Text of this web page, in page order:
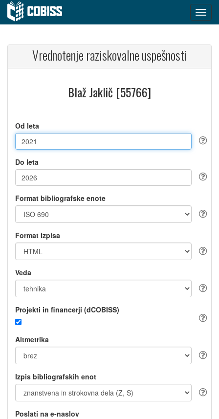
Vrednotenje raziskovalne uspešnosti
Blaž Jaklič [55766]
Od leta
Do leta
Format bibliografske enote
Format izpisa
Veda
Projekti in financerji (dCOBISS)
Altmetrika
Izpis bibliografskih enot
Poslati na e-naslov